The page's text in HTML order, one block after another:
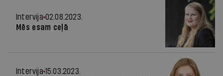
Intervija 02.08.2023.
Mēs esam ceļā
Intervija 15.03.2023.